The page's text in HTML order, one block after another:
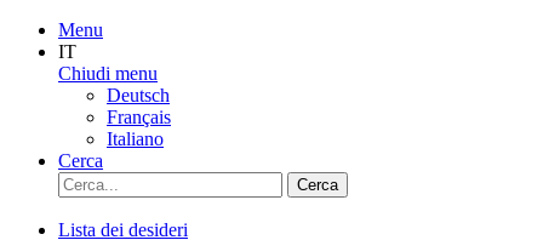
Menu
IT
Chiudi menu
Deutsch
Français
Italiano
Cerca
Cerca
Lista dei desideri